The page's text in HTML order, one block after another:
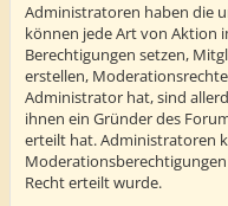
Administratoren haben die
können jede Art von Aktion
Berechtigungen setzen,
erstellen,
Administrator hat, sind
ihnen ein Gründer des
erteilt hat. Administratoren
Recht erteilt wurde.